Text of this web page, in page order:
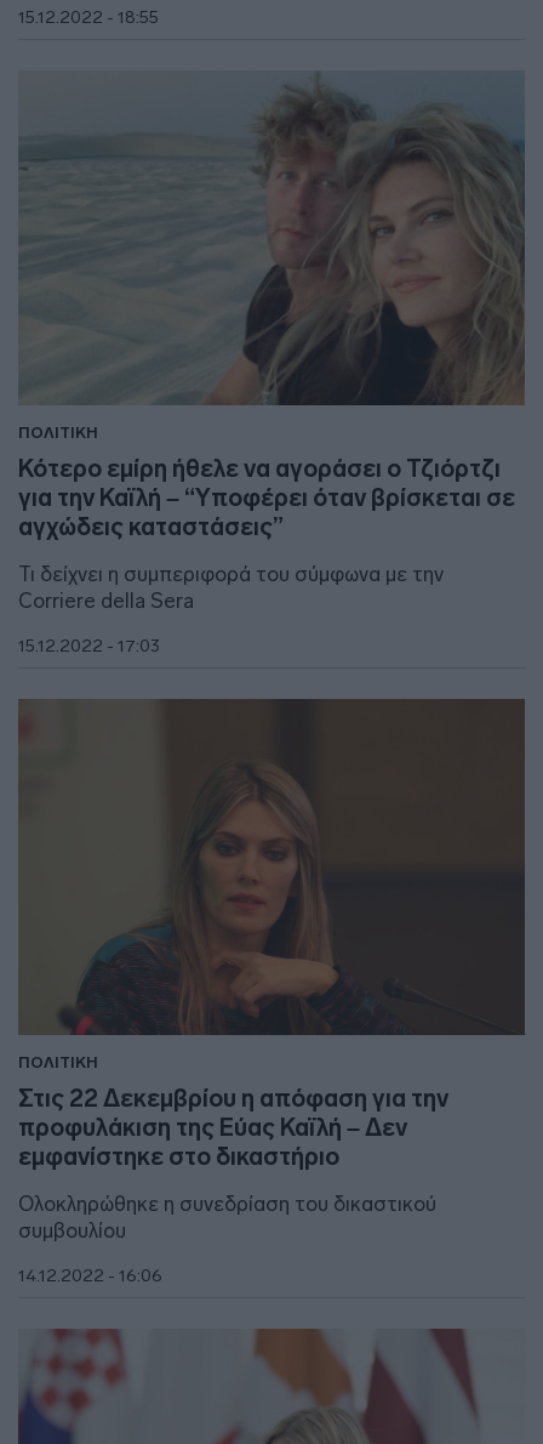
15.12.2022 - 18:55
ΠΟΛΙΤΙΚΗ
Κότερο εμίρη ήθελε να αγοράσει ο Τζιόρτζι
για την Καϊλή – “Υποφέρει όταν βρίσκεται σε
αγχώδεις καταστάσεις”
Τι δείχνει η συμπεριφορά του σύμφωνα με την
Corriere della Sera
15.12.2022 - 17:03
ΠΟΛΙΤΙΚΗ
Στις 22 Δεκεμβρίου η απόφαση για την
προφυλάκιση της Εύας Καϊλή – Δεν
εμφανίστηκε στο δικαστήριο
Ολοκληρώθηκε η συνεδρίαση του δικαστικού
συμβουλίου
14.12.2022 - 16:06